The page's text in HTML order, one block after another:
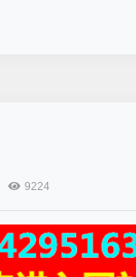
9224